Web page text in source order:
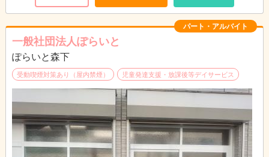
パート・アルバイト
一般社団法人ぽらいと
ぽらいと森下
受動喫煙対策あり（屋内禁煙） 児童発達支援・放課後等デイサービス